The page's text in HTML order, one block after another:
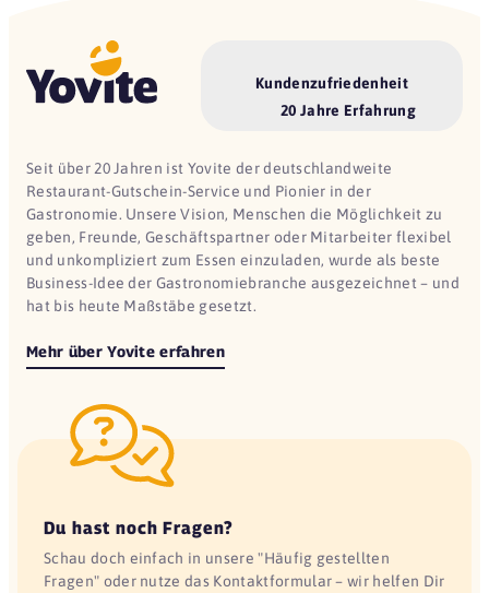
Kundenzufriedenheit
20 Jahre Erfahrung
Seit über 20 Jahren ist Yovite der deutschlandweite
Restaurant-Gutschein-Service und Pionier in der
Gastronomie. Unsere Vision, Menschen die Möglichkeit zu
geben, Freunde, Geschäftspartner oder Mitarbeiter flexibel
und unkompliziert zum Essen einzuladen, wurde als beste
Business-Idee der Gastronomiebranche ausgezeichnet – und
hat bis heute Maßstäbe gesetzt.
Mehr über Yovite erfahren
Du hast noch Fragen?
Schau doch einfach in unsere "Häufig gestellten
Fragen" oder nutze das Kontaktformular – wir helfen Dir